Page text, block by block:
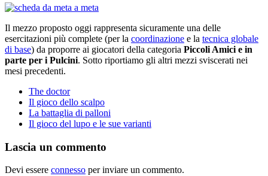
Il mezzo proposto oggi rappresenta sicuramente una delle
esercitazioni più complete (per la coordinazione e la tecnica globale
di base) da proporre ai giocatori della categoria Piccoli Amici e in
parte per i Pulcini. Sotto riportiamo gli altri mezzi sviscerati nei
mesi precedenti.
The doctor
Il gioco dello scalpo
La battaglia di palloni
Il gioco del lupo e le sue varianti
Lascia un commento
Devi essere connesso per inviare un commento.